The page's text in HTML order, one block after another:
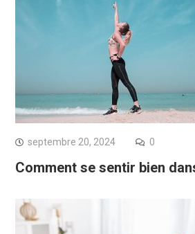
septembre 20, 2024 0
Comment se sentir bien